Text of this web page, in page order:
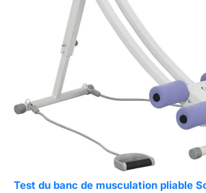
Test du banc de musculation pliable